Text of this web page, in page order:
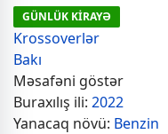
GÜNLÜK KİRAYƏ
Krossoverlər
Bakı
Məsafəni göstər
Buraxılış ili: 2022
Yanacaq növü: Benzin